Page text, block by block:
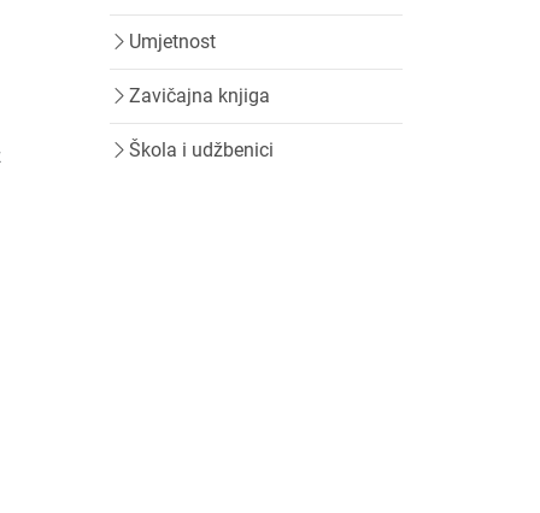
Umjetnost
Zavičajna knjiga
Škola i udžbenici